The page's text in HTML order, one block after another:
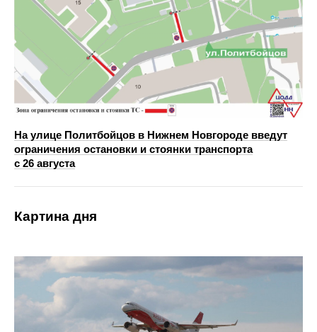
На улице Политбойцов в Нижнем Новгороде введут
ограничения остановки и стоянки транспорта
с 26 августа
Картина дня